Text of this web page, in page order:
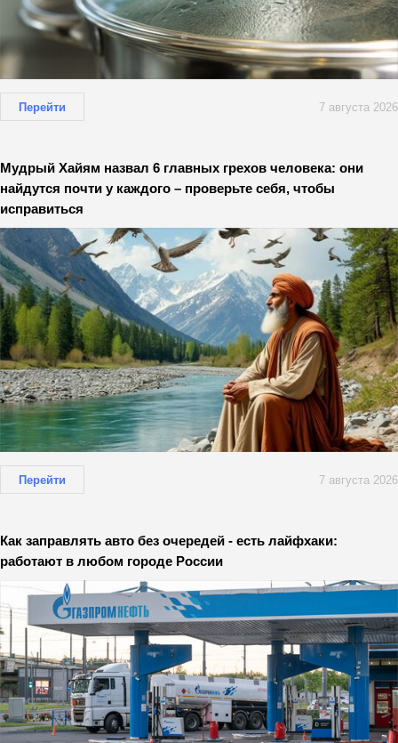
Перейти 7 августа 2026
Мудрый Хайям назвал 6 главных грехов человека: они
найдутся почти у каждого – проверьте себя, чтобы
исправиться
Перейти 7 августа 2026
Как заправлять авто без очередей - есть лайфхаки:
работают в любом городе России